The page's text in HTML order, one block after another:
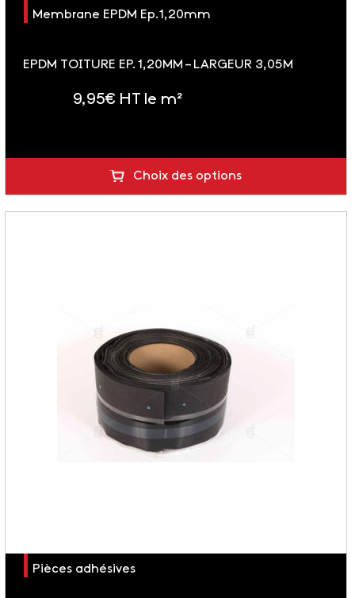
Membrane EPDM Ep.1,20mm
EPDM TOITURE EP. 1,20MM – LARGEUR 3,05M
9,95€HT le m²soit 11.94 € TTC
Choix des options
Pièces adhésives